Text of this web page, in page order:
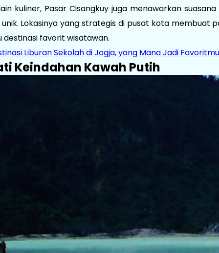
kuliner, Pasar Cisangkuy juga menawarkan
Lokasinya yang strategis di pusat kota membuat
destinasi favorit wisatawan.
Liburan Sekolah di Jogja, yang Mana Jadi
Keindahan Kawah Putih